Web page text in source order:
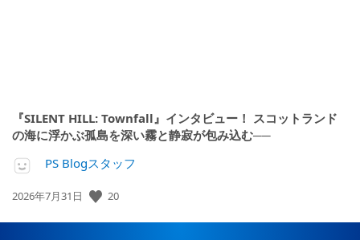
『SILENT HILL: Townfall』インタビュー！ スコットランド
の海に浮かぶ孤島を深い霧と静寂が包み込む──
PS Blogスタッフ
公
日:
2026年7月31日 20